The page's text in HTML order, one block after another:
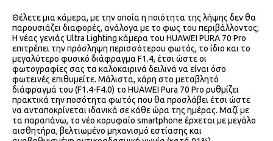
Θέλετε μια κάμερα, με την οποία η ποιότητα της λήψης δεν θα
παρουσιάζει διαφορές, ανάλογα με το φως του περιβάλλοντος;
Η νέας γενιάς Ultra Lighting κάμερα του HUAWEI PURA 70 Pro
επιτρέπει την πρόσληψη περισσότερου φωτός, το ίδιο και το
μεγαλύτερο φυσικό διάφραγμα F1.4, έτσι ώστε οι
φωτογραφίες σας τα καλοκαιρινά δειλινά να είναι όσο
φωτεινές επιθυμείτε. Μάλιστα, χάρη στο μεταβλητό
διάφραγμά του (F1.4-F4.0) το HUAWEI Pura 70 Pro ρυθμίζει
πρακτικά την ποσότητα φωτός που θα προσλάβει έτσι ώστε
να ανταποκρίνεται ιδανικά σε κάθε ώρα της ημέρας. Μαζί με
τα παραπάνω, το νέο κορυφαίο smartphone έρχεται με μεγάλο
αισθητήρα, βελτιωμένο μηχανισμό εστίασης και